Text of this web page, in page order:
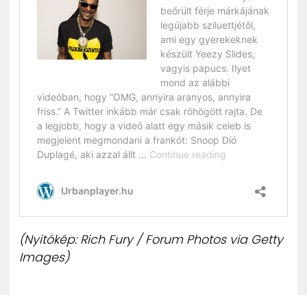
(Nyitókép: Rich Fury / Forum Photos via Getty
Images)